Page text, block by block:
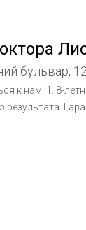
бульвар,
к нам: 1. 8-
результата.
друзьям и
всего курса